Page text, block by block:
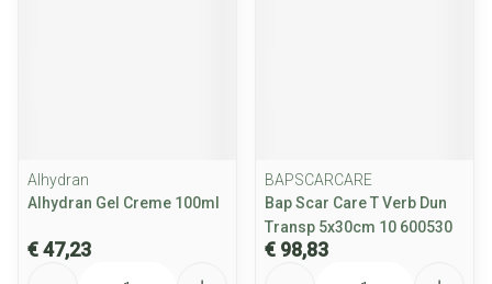
Alhydran
Alhydran Gel Creme 100ml
€ 47,23
BAPSCARCARE
Bap Scar Care T Verb Dun
Transp 5x30cm 10 600530
€ 98,83